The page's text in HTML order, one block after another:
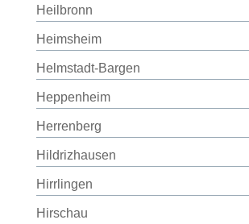
Heilbronn
Heimsheim
Helmstadt-Bargen
Heppenheim
Herrenberg
Hildrizhausen
Hirrlingen
Hirschau